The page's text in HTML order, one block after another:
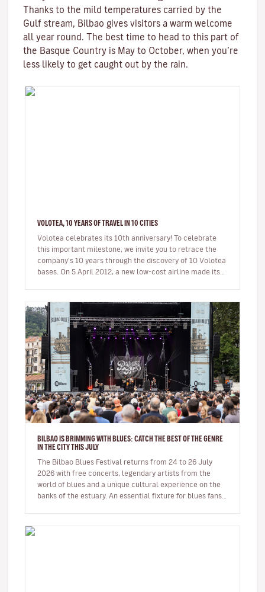
Thanks to the mild temperatures carried by the
Gulf stream, Bilbao gives visitors a warm welcome
all year round. The best time to head to this part of
the Basque Country is May to October, when you’re
less likely to get caught out by the rain.
VOLOTEA, 10 YEARS OF TRAVEL IN 10 CITIES
Volotea celebrates its 10th anniversary! To celebrate
this important milestone, we invite you to retrace the
company's 10 years through the discovery of 10 Volotea
bases. On 5 April 2012, a new low-cost airline made its
BILBAO IS BRIMMING WITH BLUES: CATCH THE BEST OF THE GENRE
IN THE CITY THIS JULY
The Bilbao Blues Festival returns from 24 to 26 July
2026 with free concerts, legendary artists from the
world of blues and a unique cultural experience on the
banks of the estuary. An essential fixture for blues fans